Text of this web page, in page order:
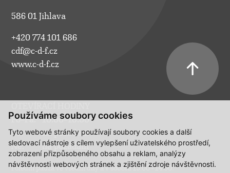
Používáme soubory cookies
Tyto webové stránky používají soubory cookies a další
sledovací nástroje s cílem vylepšení uživatelského prostředí,
zobrazení přizpůsobeného obsahu a reklam, analýzy
návštěvnosti webových stránek a zjištění zdroje návštěvnosti.
586 01 Jihlava
+420 774 101 686
cdf@c-d-f.cz
www.c-d-f.cz
Po–Pá:
10.00–18.00
So:
na požádání
Ne:
na požádání
Polední pauza ve všední dny a v sobotu 13:00 - 14:00.